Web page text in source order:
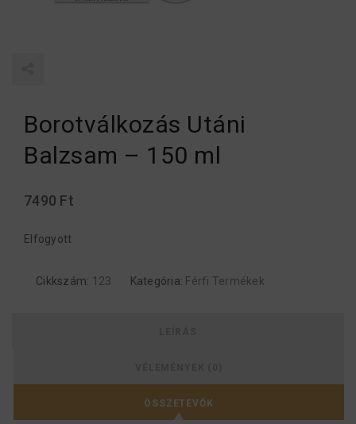
Borotválkozás Utáni
Balzsam – 150 ml
7490 Ft
Elfogyott
Cikkszám: 123 Kategória: Férfi Termékek
ÖSSZETEVŐK